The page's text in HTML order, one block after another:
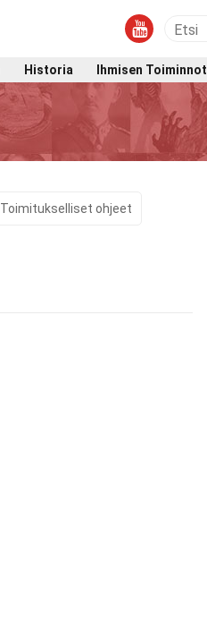
Historia Ihmisen Toiminnot
Toimitukselliset ohjeet